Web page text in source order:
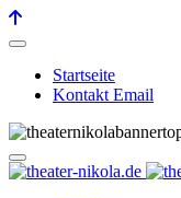
Startseite
Kontakt Email